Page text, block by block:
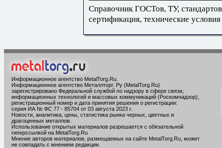
Справочник ГОСТов, ТУ,
сертификация, технические условия
Информационное агентство MetalTorg.Ru
Информационное агентство Металлторг. Ру (MetalTorg.Ru)
зарегистрировано Федеральной службой по надзору в сфере связи,
информационных технологий и массовых коммуникаций (Роскомнадзор),
регистрационный номер и дата принятия решения о регистрации:
серия ИА № ФС 77 - 85704 от 03 августа 2023 г.
Новости, аналитика, цены, статистика рынка черных, цветных и
драгоценных металлов.
Использование открытых материалов разрешается с обязательной
гиперссылкой на MetalTorg.Ru
Мнение авторов материалов, размещаемых на сайте MetalTorg.Ru, может
не совпадать с мнением редакции.